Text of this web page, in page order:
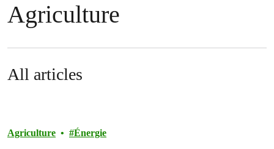
Agriculture
All articles
Agriculture Énergie